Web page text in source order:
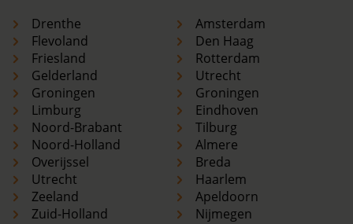
Drenthe
Flevoland
Friesland
Gelderland
Groningen
Limburg
Noord-Brabant
Noord-Holland
Overijssel
Utrecht
Zeeland
Zuid-Holland
Amsterdam
Den Haag
Rotterdam
Utrecht
Groningen
Eindhoven
Tilburg
Almere
Breda
Haarlem
Apeldoorn
Nijmegen